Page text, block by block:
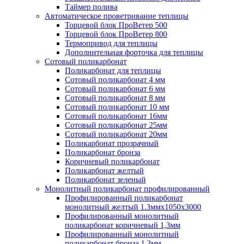
Таймер полива
Автоматическое проветривание теплицы
Торцевой блок ПроВетер 500
Торцевой блок ПроВетер 800
Термопривод для теплицы
Дополнительная форточка для теплицы
Сотовый поликарбонат
Поликарбонат для теплицы
Сотовый поликарбонат 4 мм
Сотовый поликарбонат 6 мм
Сотовый поликарбонат 8 мм
Сотовый поликарбонат 10 мм
Сотовый поликарбонат 16мм
Сотовый поликарбонат 25мм
Сотовый поликарбонат 20мм
Поликарбонат прозрачный
Поликарбонат бронза
Коричневый поликарбонат
Поликарбонат желтый
Поликарбонат зеленый
Монолитный поликарбонат профилированный
Профилированный поликарбонат
монолитный желтый 1.3ммх1050х3000
Профилированный монолитный
поликарбонат коричневый 1,3мм
Профилированный монолитный